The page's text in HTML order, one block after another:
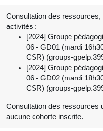
Consultation des ressources,
activités :
[2024] Groupe
06 - GD01 (mardi
CSR) (groups-
[2024] Groupe
06 - GD02 (mardi
CSR) (groups-
Consultation des ressources
aucune cohorte inscrite.